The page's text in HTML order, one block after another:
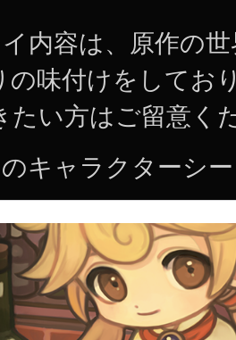
内容は、原作の
の味付けをしてお
たい方はご留意く
キャラクターシ